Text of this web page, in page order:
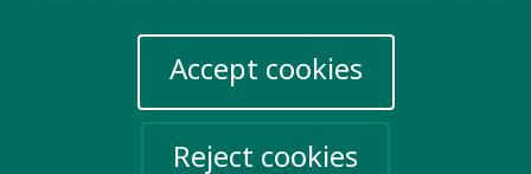
Accept cookies
Reject cookies
London EC1Y 0TW